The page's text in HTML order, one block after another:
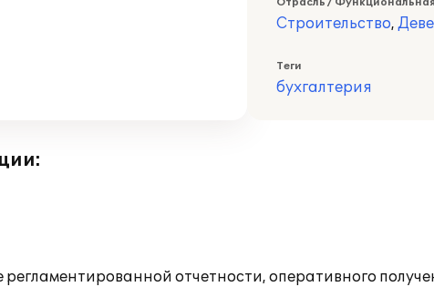
Строительство,
Теги
бухгалтерия
отчетности, оперативного